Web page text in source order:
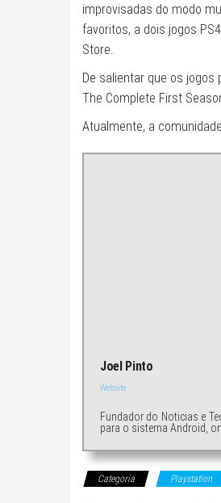
improvisadas do modo
favoritos, a dois jogos
Store.
De salientar que os jogos
The Complete First
Atualmente, a
Joel Pinto
Website
Fundador do Noticias e
para o sistema Android,
Categoria Playstation